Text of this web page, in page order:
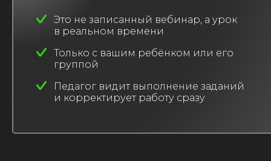
Это не записанный вебинар, а урок
в реальном времени
Только с вашим ребёнком или его
группой
Педагог видит выполнение заданий
и корректирует работу сразу